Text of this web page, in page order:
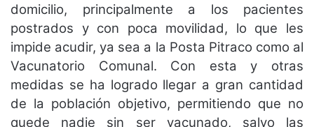
domicilio, principalmente a los pacientes
postrados y con poca movilidad, lo que les
impide acudir, ya sea a la Posta Pitraco como al
Vacunatorio Comunal. Con esta y otras
medidas se ha logrado llegar a gran cantidad
de la población objetivo, permitiendo que no
quede nadie sin ser vacunado, salvo las